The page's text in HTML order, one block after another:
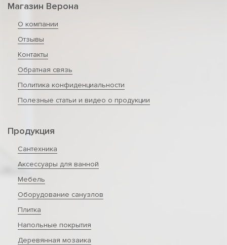
Магазин Верона
О компании
Отзывы
Контакты
Обратная связь
Политика конфиденциальности
Полезные статьи и видео о продукции
Продукция
Сантехника
Аксессуары для ванной
Мебель
Оборудование санузлов
Плитка
Напольные покрытия
Деревянная мозаика